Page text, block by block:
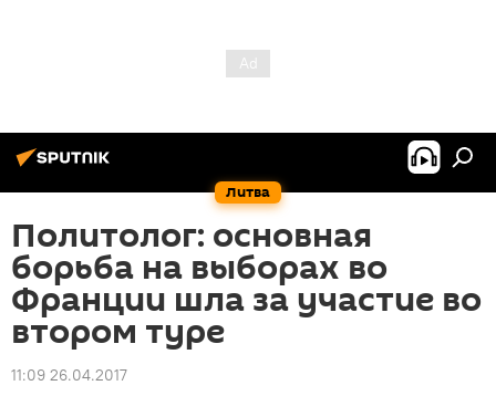
Литва
Политолог: основная
борьба на выборах во
Франции шла за участие во
втором туре
11:09 26.04.2017